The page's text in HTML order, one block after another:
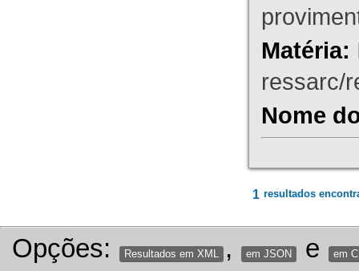
Matéria:
ressarc/
Nome
1 resultados
Opções: Resultados em XML , em JSON e em